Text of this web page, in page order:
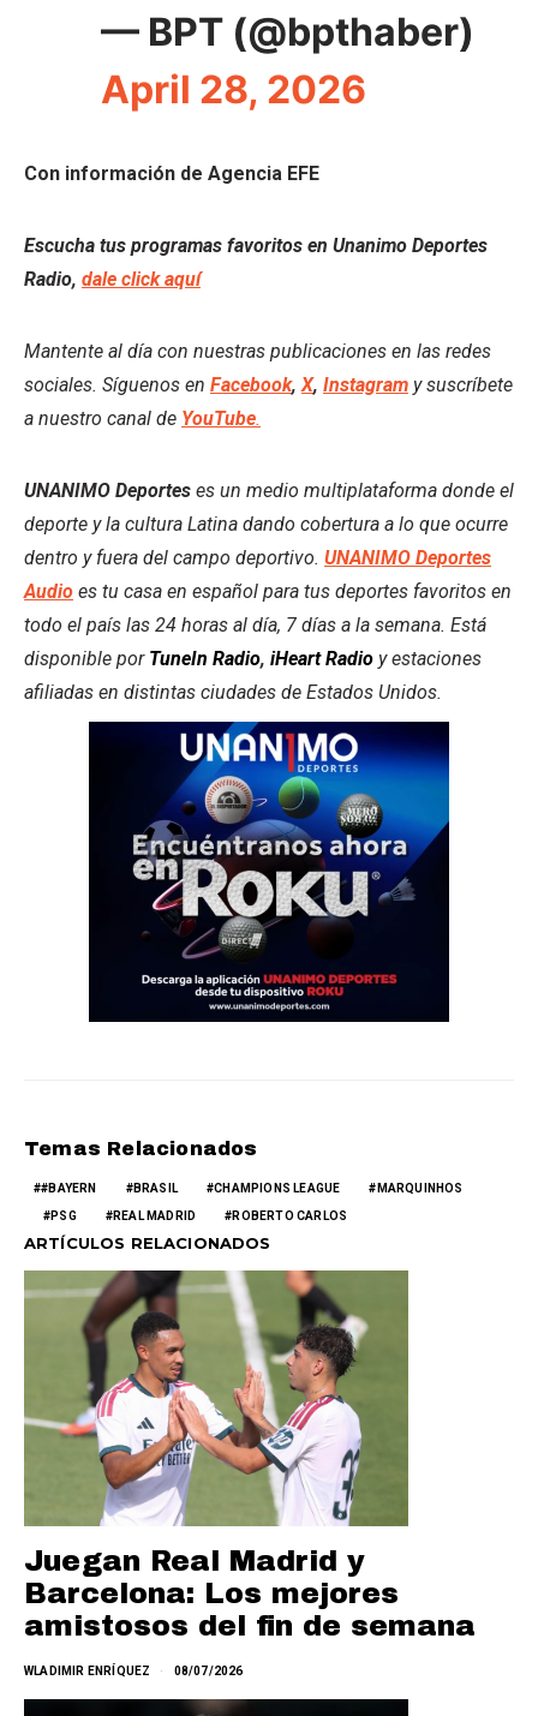
— BPT (@bpthaber)
April 28, 2026
Con información de Agencia EFE
Escucha tus programas favoritos en Unanimo Deportes
Radio, dale click aquí
Mantente al día con nuestras publicaciones en las redes
sociales. Síguenos en Facebook, X, Instagram y suscríbete
a nuestro canal de YouTube.
UNANIMO Deportes es un medio multiplataforma donde el
deporte y la cultura Latina dando cobertura a lo que ocurre
dentro y fuera del campo deportivo. UNANIMO Deportes
Audio es tu casa en español para tus deportes favoritos en
todo el país las 24 horas al día, 7 días a la semana. Está
disponible por TuneIn Radio, iHeart Radio y estaciones
afiliadas en distintas ciudades de Estados Unidos.
Temas Relacionados
#BAYERN BRASIL CHAMPIONS LEAGUE MARQUINHOS
PSG REAL MADRID ROBERTO CARLOS
ARTÍCULOS RELACIONADOS
Juegan Real Madrid y
Barcelona: Los mejores
amistosos del fin de semana
WLADIMIR ENRÍQUEZ 08/07/2026